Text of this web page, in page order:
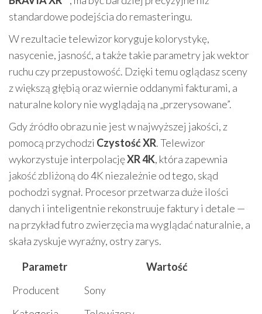
standardowe podejścia do remasteringu.
W rezultacie telewizor koryguje kolorystykę,
nasycenie, jasność, a także takie parametry jak wektor
ruchu czy przepustowość. Dzięki temu oglądasz sceny
z większą głębią oraz wiernie oddanymi fakturami, a
naturalne kolory nie wyglądają na „przerysowane”.
Gdy źródło obrazu nie jest w najwyższej jakości, z
pomocą przychodzi Czystość XR. Telewizor
wykorzystuje interpolacjęXR 4K, która zapewnia
jakość zbliżoną do 4K niezależnie od tego, skąd
pochodzi sygnał. Procesor przetwarza duże ilości
danych i inteligentnie rekonstruuje faktury i detale —
na przykład futro zwierzęcia ma wyglądać naturalnie, a
skała zyskuje wyraźny, ostry zarys.
Parametr
Wartość
Producent
Sony